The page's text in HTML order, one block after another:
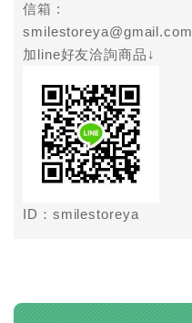
信箱 :
smilestoreya@gmail.com
加line好友洽詢商品↓
ID：smilestoreya